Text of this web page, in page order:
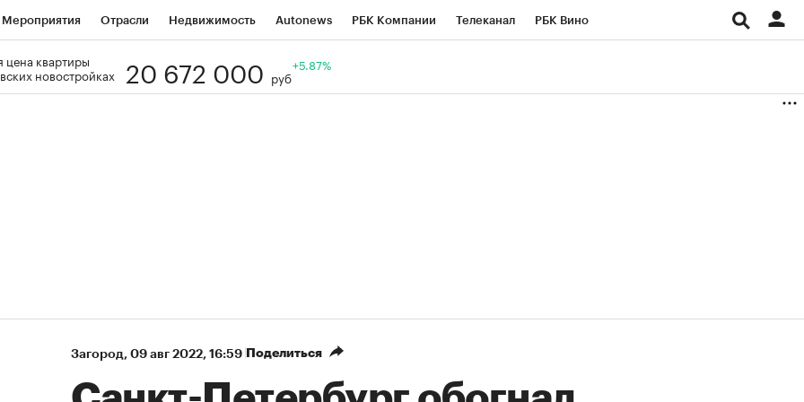
Мероприятия Отрасли Недвижимость Autonews РБК Компании Телеканал РБК Вино
Визионеры
цена квартиры
новостройках
20 672 000 руб
+5.87%
Загород⁠, 09 авг 2022, 16:59 Поделиться